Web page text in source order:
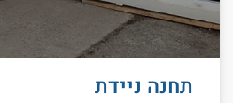
תחנה ניידת